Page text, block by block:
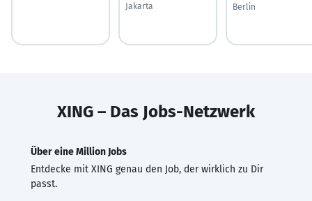
Jakarta
Berlin
XING – Das Jobs-Netzwerk
Über eine Million Jobs
Entdecke mit XING genau den Job, der wirklich zu Dir
passt.